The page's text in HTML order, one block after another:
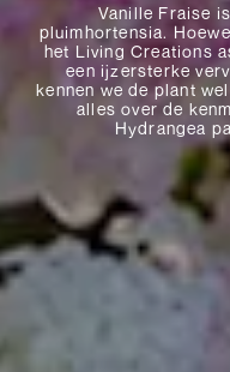
Vanille Fraise
pluimhortensia.
het Living Creations
een ijzersterke
kennen we de plant
alles over de
Hydrangea